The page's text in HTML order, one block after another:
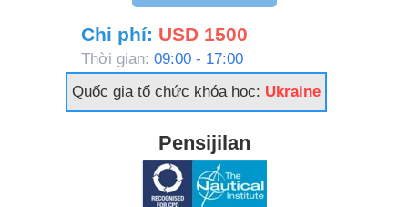
Chi phí: USD 1500
Thời gian: 09:00 - 17:00
Quốc gia tổ chức khóa học: Ukraine
Pensijilan